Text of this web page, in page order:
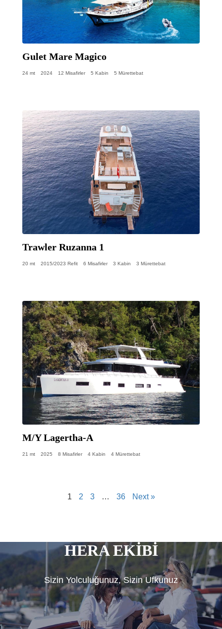
Gulet Mare Magico
24 mt 2024 12 Misafirler 5 Kabin 5 Mürettebat
Trawler Ruzanna 1
20 mt 2015/2023 Refit 6 Misafirler 3 Kabin 3 Mürettebat
M/Y Lagertha-A
21 mt 2025 8 Misafirler 4 Kabin 4 Mürettebat
1 2 3 … 36 Next »
HERA EKİBİ
Sizin Yolculuğunuz, Sizin Ufkunuz